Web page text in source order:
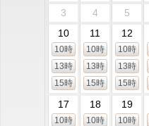
3
4 5
10
10時
13時
15時
11
10時
13時
15時
12
10時
13時
15時
17
10時
18
10時
19
10時